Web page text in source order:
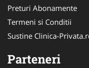
Preturi Abonamente
Termeni si Conditii
Sustine Clinica-
Parteneri